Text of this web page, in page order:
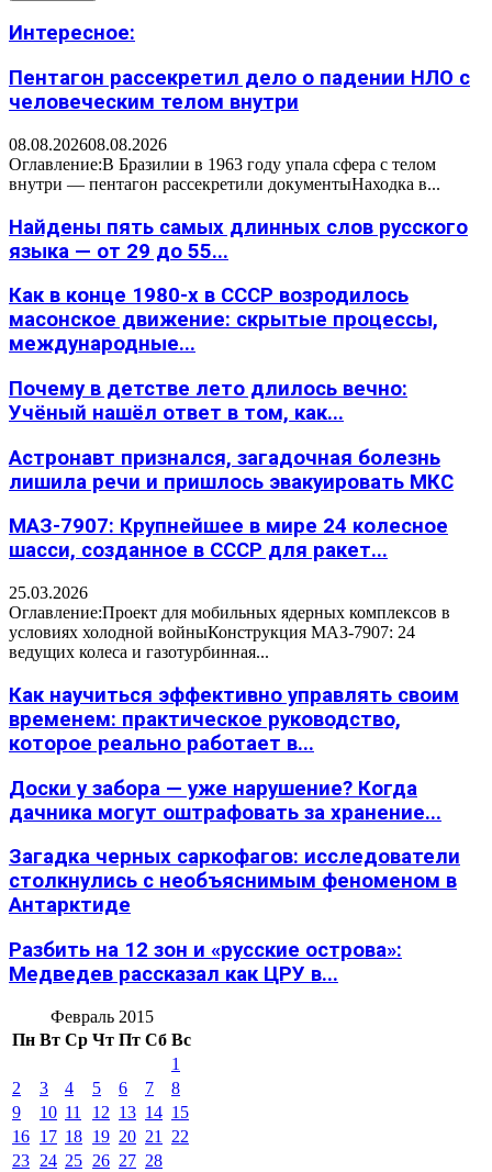
Интересное:
Пентагон рассекретил дело о падении НЛО с
человеческим телом внутри
08.08.202608.08.2026
Оглавление:В Бразилии в 1963 году упала сфера с телом
внутри — пентагон рассекретили документыНаходка в...
Найдены пять самых длинных слов русского
языка — от 29 до 55...
Как в конце 1980-х в СССР возродилось
масонское движение: скрытые процессы,
международные...
Почему в детстве лето длилось вечно:
Учёный нашёл ответ в том, как...
Астронавт признался, загадочная болезнь
лишила речи и пришлось эвакуировать МКС
МАЗ-7907: Крупнейшее в мире 24 колесное
шасси, созданное в СССР для ракет...
25.03.2026
Оглавление:Проект для мобильных ядерных комплексов в
условиях холодной войныКонструкция МАЗ-7907: 24
ведущих колеса и газотурбинная...
Как научиться эффективно управлять своим
временем: практическое руководство,
которое реально работает в...
Доски у забора — уже нарушение? Когда
дачника могут оштрафовать за хранение...
Загадка черных саркофагов: исследователи
столкнулись с необъяснимым феноменом в
Антарктиде
Разбить на 12 зон и «русские острова»:
Медведев рассказал как ЦРУ в...
Февраль 2015
Пн Вт Ср Чт Пт Сб Вс
1
2
3 4 5 6 7
8
9
10 11 12 13 14 15
16 17 18 19 20 21
22
23 24 25 26 27 28